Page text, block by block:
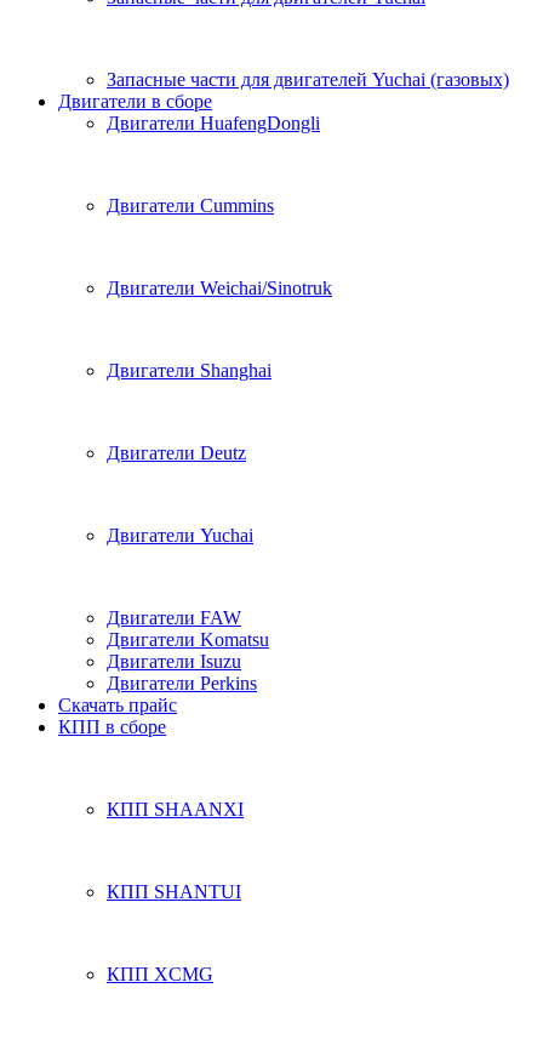
Запасные части для двигателей Yuchai (газовых)
Двигатели в сборе
Двигатели HuafengDongli
Двигатели Cummins
Двигатели Weichai/Sinotruk
Двигатели Shanghai
Двигатели Deutz
Двигатели Yuchai
Двигатели FAW
Двигатели Komatsu
Двигатели Isuzu
Двигатели Perkins
Скачать прайс
КПП в сборе
КПП SHAANXI
КПП SHANTUI
КПП XCMG